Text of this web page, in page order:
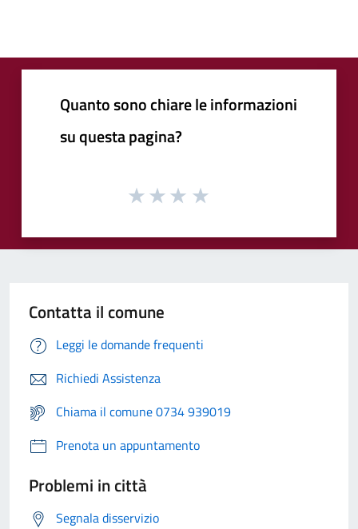
Quanto sono chiare le informazioni
su questa pagina?
Contatta il comune
Leggi le domande frequenti
Richiedi Assistenza
Chiama il comune 0734 939019
Prenota un appuntamento
Problemi in città
Segnala disservizio